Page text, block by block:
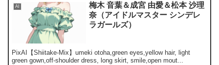
AI
梅木 音葉＆成宮 由愛＆松本 沙理
奈（アイドルマスター シンデレ
ラガールズ）
PixAI【Shiitake-Mix】umeki otoha,green eyes,yellow hair, light
green gown,off-shoulder dress, long skirt, smile,open mout...